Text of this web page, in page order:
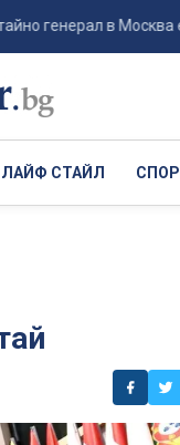
в Москва е не
ЛАЙФ СТАЙЛ